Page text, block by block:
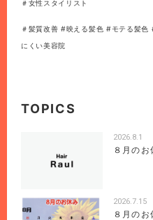
＃女性スタイリスト
＃髪質改善 #映える髪色 #モテる髪
にくい美容院
TOPICS
2026.8.1
８月のお
2026.7.15
８月の